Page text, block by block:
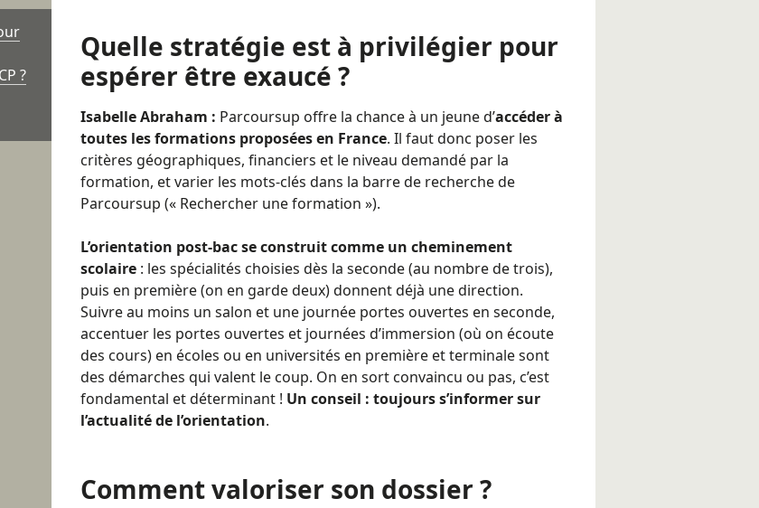
?
Quelle stratégie est à privilégier pour
espérer être exaucé ?
Isabelle Abraham : Parcoursup offre la chance à un jeune d’accéder à
toutes les formations proposées en France. Il faut donc poser les
critères géographiques, financiers et le niveau demandé par la
formation, et varier les mots-clés dans la barre de recherche de
Parcoursup (« Rechercher une formation »).
L’orientation post-bac se construit comme un cheminement
scolaire : les spécialités choisies dès la seconde (au nombre de trois),
puis en première (on en garde deux) donnent déjà une direction.
Suivre au moins un salon et une journée portes ouvertes en seconde,
accentuer les portes ouvertes et journées d’immersion (où on écoute
des cours) en écoles ou en universités en première et terminale sont
des démarches qui valent le coup. On en sort convaincu ou pas, c’est
fondamental et déterminant ! Un conseil : toujours s’informer sur
l’actualité de l’orientation.
Comment valoriser son dossier ?